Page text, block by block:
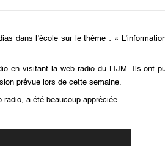
dans l’école sur le thème : «
en visitant la web radio du LIJM. Ils ont
prévue lors de cette semaine.
radio, a été beaucoup appréciée.